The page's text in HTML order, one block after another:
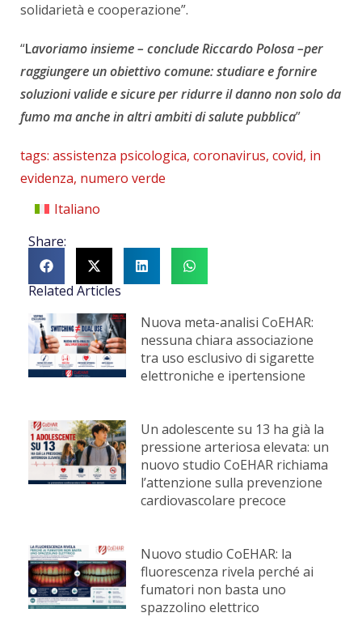
solidarietà e cooperazione”.
“Lavoriamo insieme– conclude Riccardo Polosa –per
raggiungere un obiettivo comune: studiare e fornire
soluzioni valide e sicure per ridurre il danno non solo da
fumo ma anche in altri ambiti di salute pubblica”
tags: assistenza psicologica, coronavirus, covid, in
evidenza, numero verde
Italiano
Share:
Related Articles
Nuova meta-analisi CoEHAR:
nessuna chiara associazione
tra uso esclusivo di sigarette
elettroniche e ipertensione
Un adolescente su 13 ha già la
pressione arteriosa elevata: un
nuovo studio CoEHAR richiama
l’attenzione sulla prevenzione
cardiovascolare precoce
Nuovo studio CoEHAR: la
fluorescenza rivela perché ai
fumatori non basta uno
spazzolino elettrico